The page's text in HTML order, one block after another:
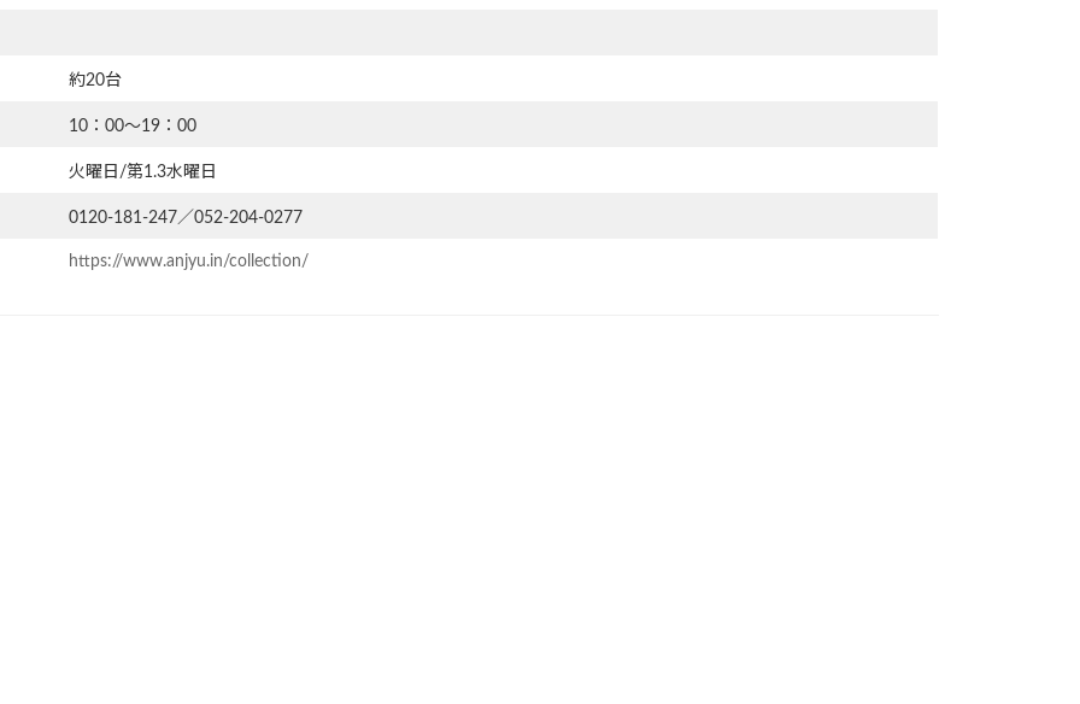
約20台
10：00～19：00
火曜日/第1.3水曜日
0120-181-247／052-204-0277
https://www.anjyu.in/collection/